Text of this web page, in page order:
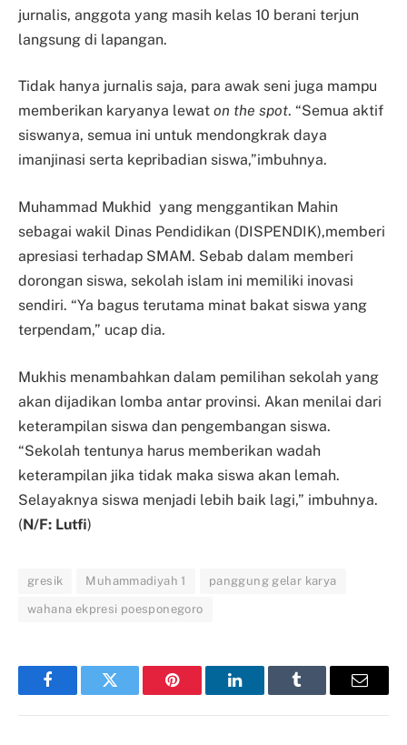
jurnalis, anggota yang masih kelas 10 berani terjun
langsung di lapangan.
Tidak hanya jurnalis saja, para awak seni juga mampu
memberikan karyanya lewat on the spot. “Semua aktif
siswanya, semua ini untuk mendongkrak daya
imanjinasi serta kepribadian siswa,”imbuhnya.
Muhammad Mukhid yang menggantikan Mahin
sebagai wakil Dinas Pendidikan (DISPENDIK),memberi
apresiasi terhadap SMAM. Sebab dalam memberi
dorongan siswa, sekolah islam ini memiliki inovasi
sendiri. “Ya bagus terutama minat bakat siswa yang
terpendam,” ucap dia.
Mukhis menambahkan dalam pemilihan sekolah yang
akan dijadikan lomba antar provinsi. Akan menilai dari
keterampilan siswa dan pengembangan siswa.
“Sekolah tentunya harus memberikan wadah
keterampilan jika tidak maka siswa akan lemah.
Selayaknya siswa menjadi lebih baik lagi,” imbuhnya.
(N/F: Lutfi)
gresik Muhammadiyah 1 panggung gelar karya
wahana ekpresi poesponegoro
FacebookTwitter Pinterest LinkedInTumblr Email